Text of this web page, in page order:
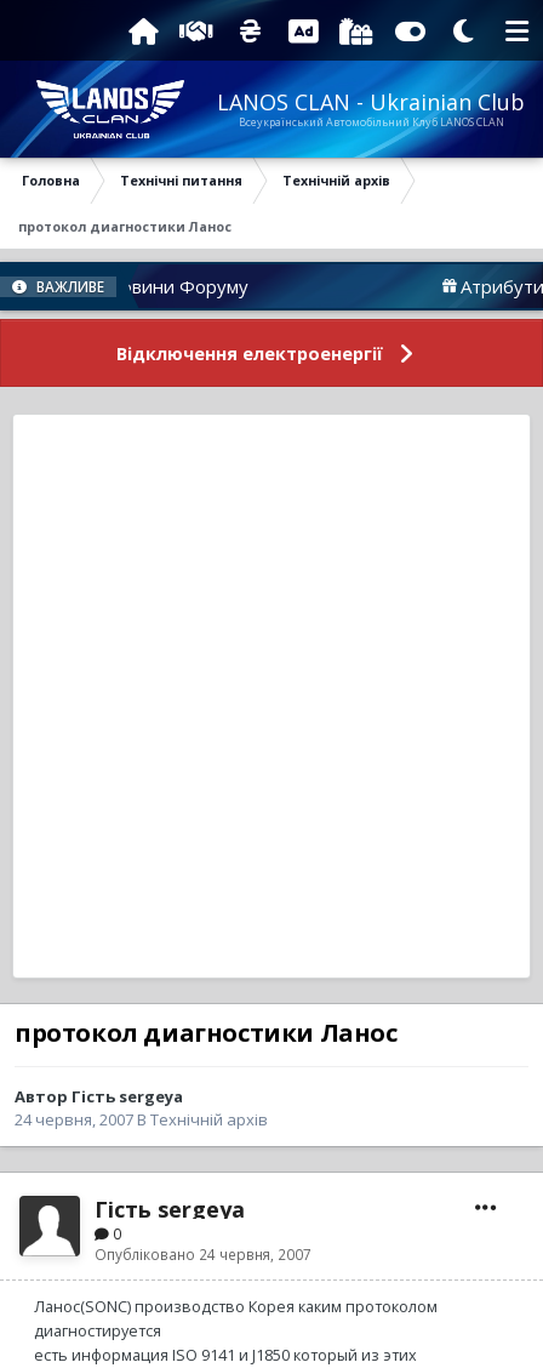
LANOS CLAN - Ukrainian Club
Всеукраїнський Автомобільний Клуб LANOS CLAN
Головна Технічні питання Технічній архів
протокол диагностики Ланос
ВАЖЛИВЕ
Новини Форуму Атрибутика
Відключення електроенергії
протокол диагностики Ланос
Автор Гість sergeya
24 червня, 2007 В Технічній архів
Гість sergeya
0
Опубліковано 24 червня, 2007
Ланос(SONC) производство Корея каким протоколом
диагностируется
есть информация ISO 9141 и J1850 который из этих